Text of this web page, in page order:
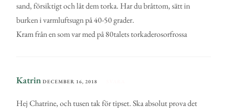
sand, försiktigt och låt dem torka. Har du bråttom, sätt in
burken i varmluftsugn på 40-50 grader.
Kram från en som var med på 80talets torkaderosorfrossa
Katrin DECEMBER 16, 2018
Hej Chatrine, och tusen tak för tipset. Ska absolut prova det